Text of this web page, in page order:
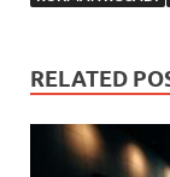
RELATED